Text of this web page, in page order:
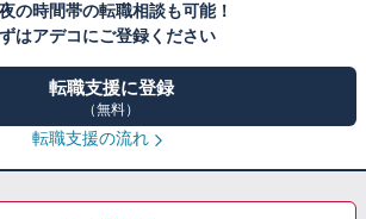
の時間帯の転職相談も可能！
はアデコにご登録ください
転職支援に登録
（無料）
転職支援の流れ